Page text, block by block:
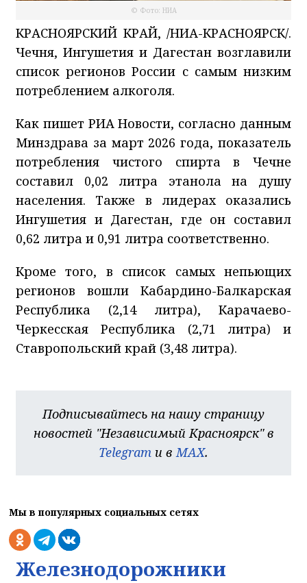
© Фото: НИА
КРАСНОЯРСКИЙ КРАЙ, /НИА-КРАСНОЯРСК/.
Чечня, Ингушетия и Дагестан возглавили
список регионов России с самым низким
потреблением алкоголя.
Как пишет РИА Новости, согласно данным
Минздрава за март 2026 года, показатель
потребления чистого спирта в Чечне
составил 0,02 литра этанола на душу
населения. Также в лидерах оказались
Ингушетия и Дагестан, где он составил
0,62 литра и 0,91 литра соответственно.
Кроме того, в список самых непьющих
регионов вошли Кабардино-Балкарская
Республика (2,14 литра), Карачаево-
Черкесская Республика (2,71 литра) и
Ставропольский край (3,48 литра).
Подписывайтесь на нашу страницу
новостей "Независимый Красноярск" в
Telegram и вMAX.
Мы в популярных социальных сетях
Железнодорожники